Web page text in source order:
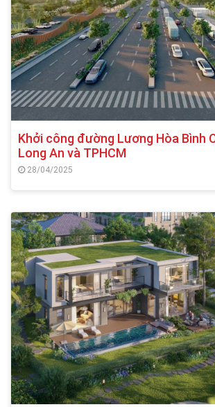
Khởi công đường Lương Hòa Bình
Long An và TPHCM
28/04/2025